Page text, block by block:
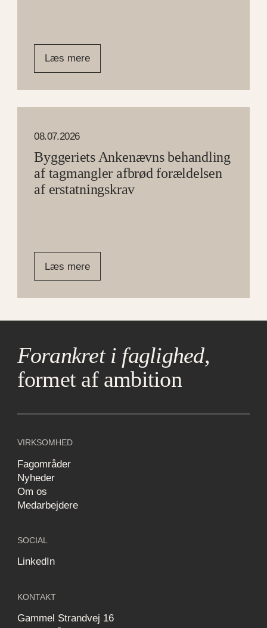
Læs mere
08.07.2026
Byggeriets Ankenævns behandling
af tagmangler afbrød forældelsen
af erstatningskrav
Læs mere
Forankret i faglighed,
formet af ambition
VIRKSOMHED
Fagområder
Nyheder
Om os
Medarbejdere
SOCIAL
LinkedIn
KONTAKT
Gammel Strandvej 16